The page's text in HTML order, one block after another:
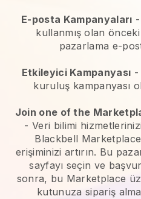
E-posta Kampanyaları -
kullanmış olan
pazarlama e-
Etkileyici Kampanyası -
kuruluş kampanyası
Join one of the
-Veri bilimi
Blackbell
erişiminizi artırın. Bu
sayfayı seçin ve
sonra, bu Marketplace
kutunuza sipariş